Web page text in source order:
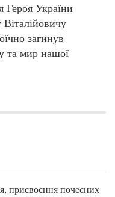
Героя України
загинув
та мир нашої
присвоєння почесних